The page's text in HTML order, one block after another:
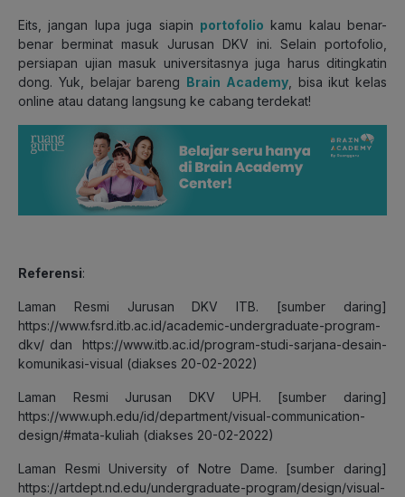
Eits, jangan lupa juga siapin portofolio kamu kalau benar-
benar berminat masuk Jurusan DKV ini. Selain portofolio,
persiapan ujian masuk universitasnya juga harus ditingkatin
dong. Yuk, belajar bareng Brain Academy, bisa ikut kelas
online atau datang langsung ke cabang terdekat!
Referensi:
Laman Resmi Jurusan DKV ITB. [sumber daring]
https://www.fsrd.itb.ac.id/academic-undergraduate-program-
dkv/ dan https://www.itb.ac.id/program-studi-sarjana-desain-
komunikasi-visual (diakses 20-02-2022)
Laman Resmi Jurusan DKV UPH. [sumber daring]
https://www.uph.edu/id/department/visual-communication-
design/#mata-kuliah (diakses 20-02-2022)
Laman Resmi University of Notre Dame. [sumber daring]
https://artdept.nd.edu/undergraduate-program/design/visual-